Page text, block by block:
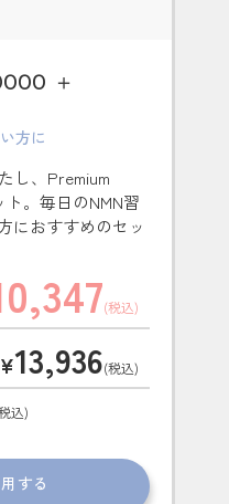
＋
方に
し、Premium
。毎日のNMN習
におすすめのセッ
(税込)
¥13,936(税込)
込)
する